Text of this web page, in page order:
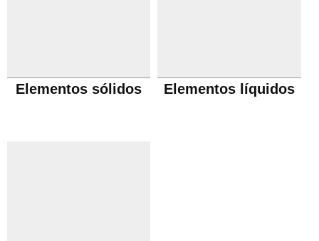
Elementos sólidos Elementos líquidos